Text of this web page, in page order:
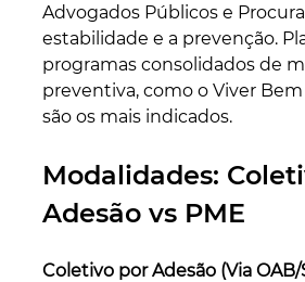
Advogados Públicos e
estabilidade e a prevenção.
programas consolidados de
preventiva, como o Viver Bem
são os mais indicados.
Modalidades:
Adesão vs PME
Coletivo por Adesão (Via OAB/